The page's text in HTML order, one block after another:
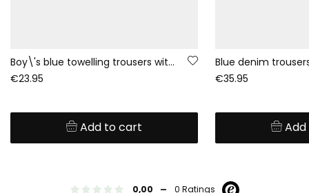
Boy\'s blue towelling trousers with drawstring
€23.95
Add to cart
€35.95
0,00 0 Ratings